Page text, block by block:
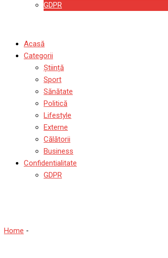
GDPR
Acasă
Categorii
Știință
Sport
Sănătate
Politică
Lifestyle
Externe
Călătorii
Business
Confidentialitate
GDPR
Home -